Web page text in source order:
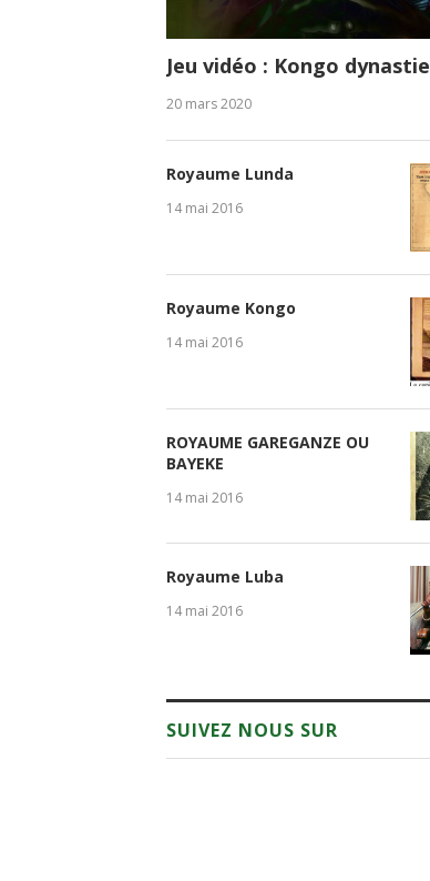
Jeu vidéo : Kongo dynastie
20 mars 2020
Royaume Lunda
14 mai 2016
Royaume Kongo
14 mai 2016
ROYAUME GAREGANZE OU
BAYEKE
14 mai 2016
Royaume Luba
14 mai 2016
SUIVEZ NOUS SUR